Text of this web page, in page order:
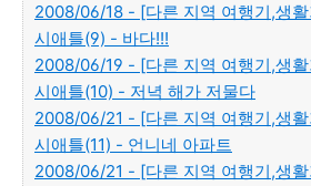
2008/06/18 - [다른 지역 여행기,생
시애틀(9) - 바다!!!
2008/06/19 - [다른 지역 여행기,생
시애틀(10) - 저녁 해가 저물다
2008/06/21 - [다른 지역 여행기,생
시애틀(11) - 언니네 아파트
2008/06/21 - [다른 지역 여행기,생